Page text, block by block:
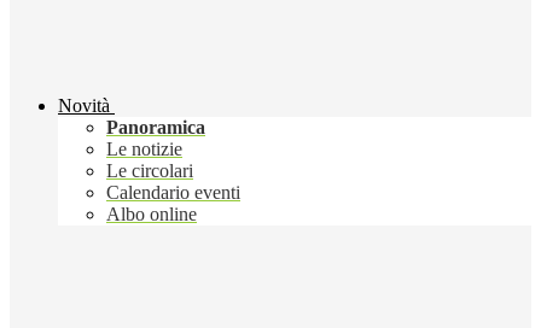
Novità
Panoramica
Le notizie
Le circolari
Calendario eventi
Albo online